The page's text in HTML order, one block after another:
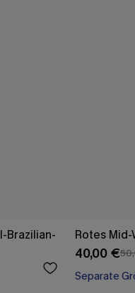
Brazilian- Rotes
40,00 €
Separate